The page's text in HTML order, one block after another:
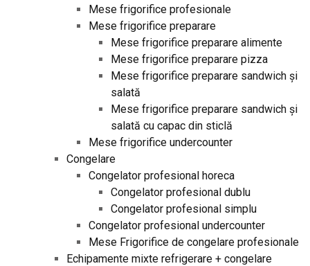
Mese frigorifice profesionale
Mese frigorifice preparare
Mese frigorifice preparare alimente
Mese frigorifice preparare pizza
Mese frigorifice preparare sandwich și
salată
Mese frigorifice preparare sandwich și
salată cu capac din sticlă
Mese frigorifice undercounter
Congelare
Congelator profesional horeca
Congelator profesional dublu
Congelator profesional simplu
Congelator profesional undercounter
Mese Frigorifice de congelare profesionale
Echipamente mixte refrigerare + congelare